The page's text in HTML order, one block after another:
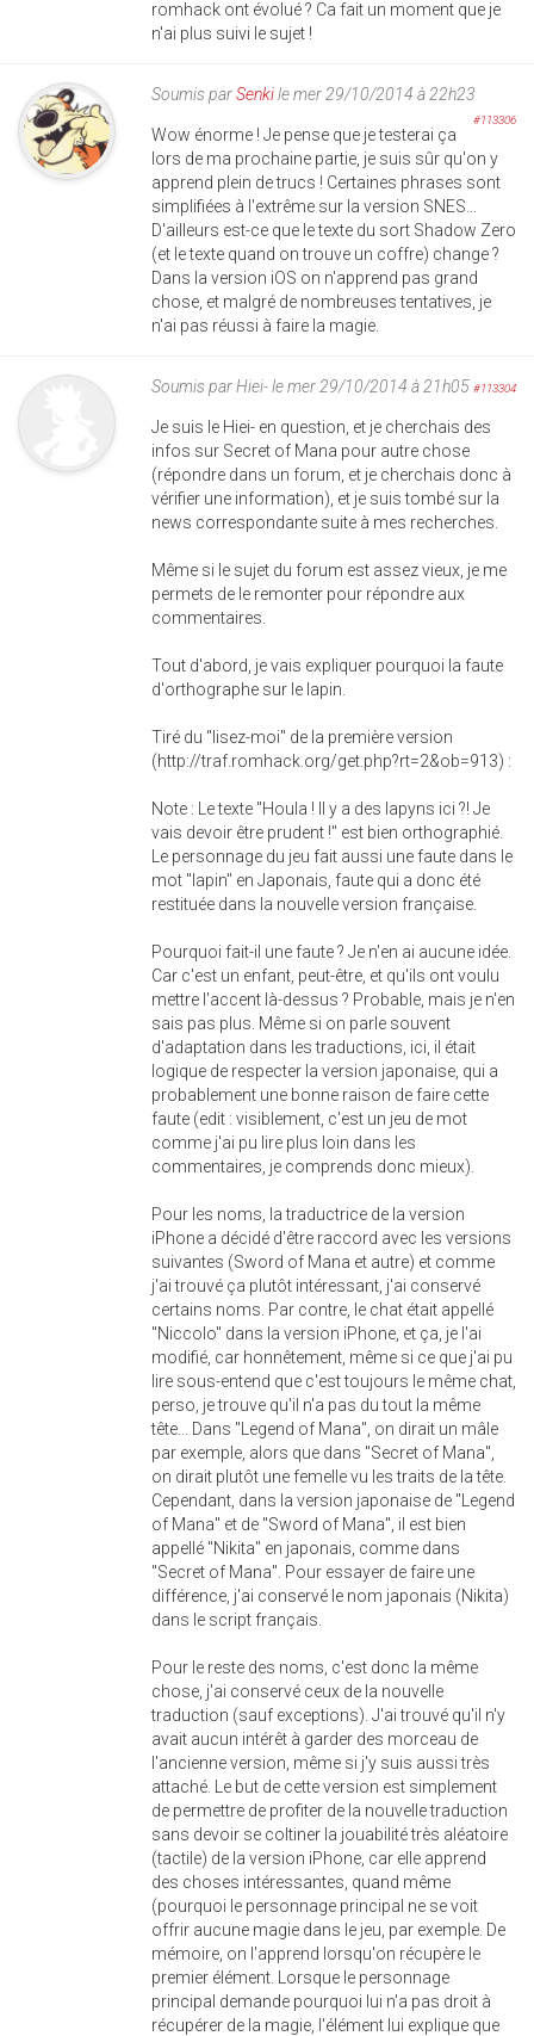
romhack ont évolué ? Ca fait un moment que je
n'ai plus suivi le sujet !
Soumis parSenkile mer 29/10/2014 à 22h23
#113306
Wow énorme ! Je pense que je testerai ça
lors de ma prochaine partie, je suis sûr qu'on y
apprend plein de trucs ! Certaines phrases sont
simplifiées à l'extrême sur la version SNES...
D'ailleurs est-ce que le texte du sort Shadow Zero
(et le texte quand on trouve un coffre) change ?
Dans la version iOS on n'apprend pas grand
chose, et malgré de nombreuses tentatives, je
n'ai pas réussi à faire la magie.
Soumis parHiei-le mer 29/10/2014 à 21h05 #113304
Je suis le Hiei- en question, et je cherchais des
infos sur Secret of Mana pour autre chose
(répondre dans un forum, et je cherchais donc à
vérifier une information), et je suis tombé sur la
news correspondante suite à mes recherches.
Même si le sujet du forum est assez vieux, je me
permets de le remonter pour répondre aux
commentaires.
Tout d'abord, je vais expliquer pourquoi la faute
d'orthographe sur le lapin.
Tiré du "lisez-moi" de la première version
(http://traf.romhack.org/get.php?rt=2&ob=913) :
Note : Le texte "Houla ! Il y a des lapyns ici ?! Je
vais devoir être prudent !" est bien orthographié.
Le personnage du jeu fait aussi une faute dans le
mot "lapin" en Japonais, faute qui a donc été
restituée dans la nouvelle version française.
Pourquoi fait-il une faute ? Je n'en ai aucune idée.
Car c'est un enfant, peut-être, et qu'ils ont voulu
mettre l'accent là-dessus ? Probable, mais je n'en
sais pas plus. Même si on parle souvent
d'adaptation dans les traductions, ici, il était
logique de respecter la version japonaise, qui a
probablement une bonne raison de faire cette
faute (edit : visiblement, c'est un jeu de mot
comme j'ai pu lire plus loin dans les
commentaires, je comprends donc mieux).
Pour les noms, la traductrice de la version
iPhone a décidé d'être raccord avec les versions
suivantes (Sword of Mana et autre) et comme
j'ai trouvé ça plutôt intéressant, j'ai conservé
certains noms. Par contre, le chat était appellé
"Niccolo" dans la version iPhone, et ça, je l'ai
modifié, car honnêtement, même si ce que j'ai pu
lire sous-entend que c'est toujours le même chat,
perso, je trouve qu'il n'a pas du tout la même
tête... Dans "Legend of Mana", on dirait un mâle
par exemple, alors que dans "Secret of Mana",
on dirait plutôt une femelle vu les traits de la tête.
Cependant, dans la version japonaise de "Legend
of Mana" et de "Sword of Mana", il est bien
appellé "Nikita" en japonais, comme dans
"Secret of Mana". Pour essayer de faire une
différence, j'ai conservé le nom japonais (Nikita)
dans le script français.
Pour le reste des noms, c'est donc la même
chose, j'ai conservé ceux de la nouvelle
traduction (sauf exceptions). J'ai trouvé qu'il n'y
avait aucun intérêt à garder des morceau de
l'ancienne version, même si j'y suis aussi très
attaché. Le but de cette version est simplement
de permettre de profiter de la nouvelle traduction
sans devoir se coltiner la jouabilité très aléatoire
(tactile) de la version iPhone, car elle apprend
des choses intéressantes, quand même
(pourquoi le personnage principal ne se voit
offrir aucune magie dans le jeu, par exemple. De
mémoire, on l'apprend lorsqu'on récupère le
premier élément. Lorsque le personnage
principal demande pourquoi lui n'a pas droit à
récupérer de la magie, l'élément lui explique que